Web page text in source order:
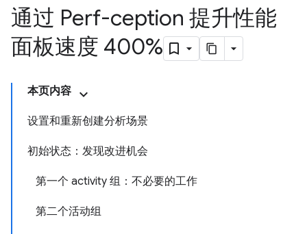
通过 Perf-ception 提升性能
面板速度 400%
本页内容
设置和重新创建分析场景
初始状态：发现改进机会
第一个 activity 组：不必要的工作
第二个活动组